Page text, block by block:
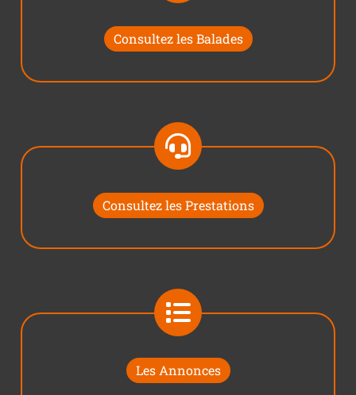
Consultez les Balades
Consultez les Prestations
Les Annonces